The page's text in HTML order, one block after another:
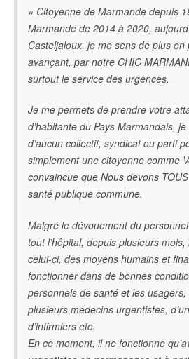
« Citoyenne de Marmande depuis
Marmande de 2014 à 2020,
Casteljaloux, je me sens de plus en
avançant, par notre CHIC
surtout le service des urgences.
Je me permets de prendre votre
d’habitante du Pays Marmandais,
d’aucun collectif, syndicat ou parti
simplement une citoyenne comme
convaincue que Nous devons
santé publique commune.
Malgré le dévouement du
tout l’hôpital, depuis plusieurs
celui-ci, des moyens humains et
fonctionner dans de bonnes
personnels de santé et les
plusieurs médecins urgentistes,
d’infirmiers etc.
En ce moment, il ne fonctionne